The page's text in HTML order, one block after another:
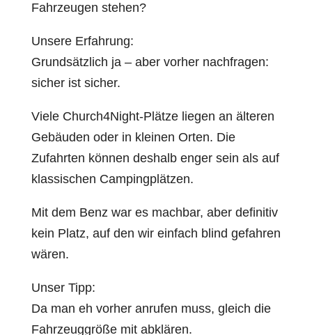
Fahrzeugen stehen?
Unsere Erfahrung:
Grundsätzlich ja – aber vorher nachfragen:
sicher ist sicher.
Viele Church4Night-Plätze liegen an älteren
Gebäuden oder in kleinen Orten. Die
Zufahrten können deshalb enger sein als auf
klassischen Campingplätzen.
Mit dem Benz war es machbar, aber definitiv
kein Platz, auf den wir einfach blind gefahren
wären.
Unser Tipp:
Da man eh vorher anrufen muss, gleich die
Fahrzeuggröße mit abklären.